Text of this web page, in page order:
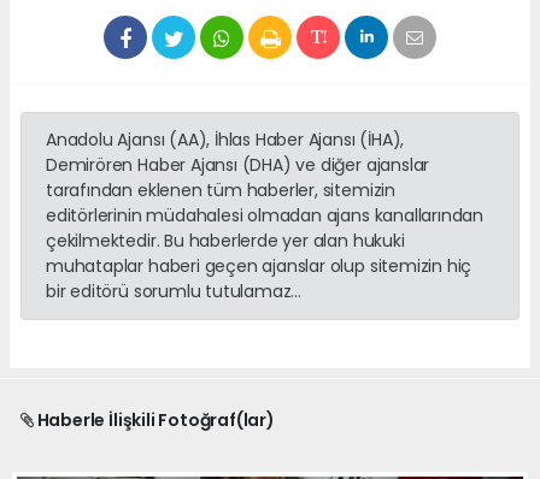
Anadolu Ajansı (AA), İhlas Haber Ajansı (İHA),
Demirören Haber Ajansı (DHA) ve diğer ajanslar
tarafından eklenen tüm haberler, sitemizin
editörlerinin müdahalesi olmadan ajans kanallarından
çekilmektedir. Bu haberlerde yer alan hukuki
muhataplar haberi geçen ajanslar olup sitemizin hiç
bir editörü sorumlu tutulamaz...
Haberle İlişkili Fotoğraf(lar)